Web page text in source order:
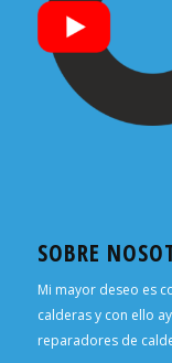
SOBRE
Mi mayor deseo es
calderas y con ello
reparadores de